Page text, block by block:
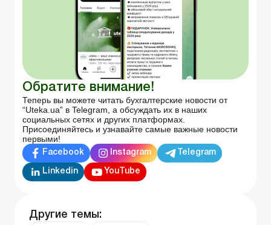
Обратите внимание!
Теперь вы можете читать бухгалтерские новости от
“Uteka.ua” в Telegram, а обсуждать их в наших
социальных сетях и других платформах.
Присоединяйтесь и узнавайте самые важные новости
первыми!
Facebook Instagram Telegram
Linkedin YouTube
Другие темы: